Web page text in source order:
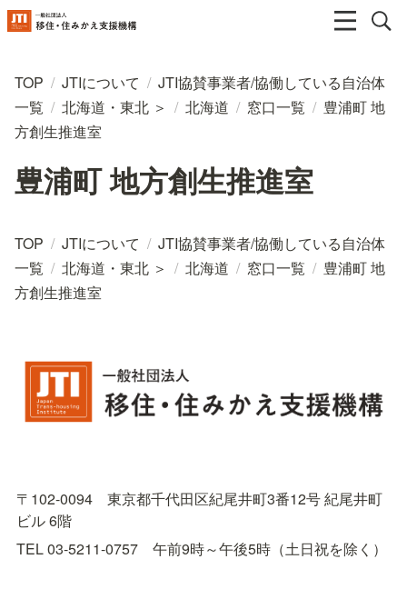
TOP / JTIについて / JTI協賛事業者/協働している自治体
一覧 / 北海道・東北 ＞ / 北海道 / 窓口一覧 / 豊浦町 地
方創生推進室
豊浦町 地方創生推進室
TOP / JTIについて / JTI協賛事業者/協働している自治体
一覧 / 北海道・東北 ＞ / 北海道 / 窓口一覧 / 豊浦町 地
方創生推進室
〒102-0094　東京都千代田区紀尾井町3番12号 紀尾井町
ビル 6階
TEL 03-5211-0757　午前9時～午後5時（土日祝を除く）